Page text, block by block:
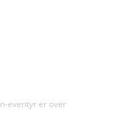
eventyr er over